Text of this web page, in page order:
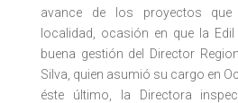
avance de los proyectos
localidad, ocasión en que la
buena gestión del Director
Silva, quien asumió su cargo en
éste último, la Directora